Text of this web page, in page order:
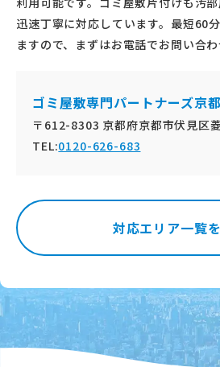
迅速丁寧に対応しています。最短60
ますので、まずはお電話でお問い合わ
ゴミ屋敷専門パートナーズ京都
〒612-8303 京都府京都市伏見区
TEL:0120-626-683
対応エリア一覧